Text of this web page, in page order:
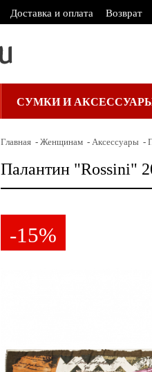
Доставка и оплата Возврат
СУМКИ И
Главная Женщинам Аксессуары
Палантин "Rossini"
-15%